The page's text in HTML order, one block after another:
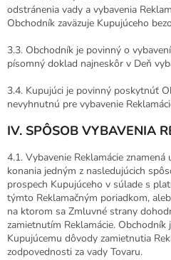
odstránenia vady a vybavenia
Obchodník zaväzuje Kupujúceho
3.3. Obchodník je povinný o
písomný doklad najneskôr v Deň
3.4. Kupujúci je povinný poskytnúť
nevyhnutnú pre vybavenie
IV. SPÔSOB VYBAVENIA
4.1. Vybavenie Reklamácie znamená
konania jedným z nasledujúcich
prospech Kupujúceho v súlade s
týmto Reklamačným poriadkom,
na ktorom sa Zmluvné strany
zamietnutím Reklamácie.
Kupujúcemu dôvody zamietnutia
zodpovednosti za vady Tovaru.